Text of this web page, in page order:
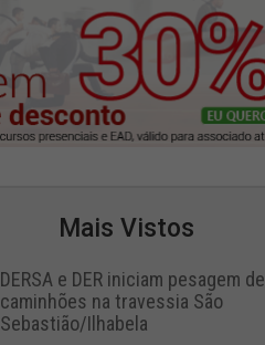
Mais Vistos
DERSA e DER iniciam pesagem de
caminhões na travessia São
Sebastião/Ilhabela